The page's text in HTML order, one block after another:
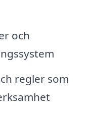
och
regler som